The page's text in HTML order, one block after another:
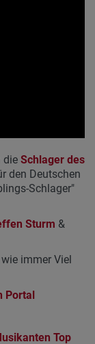
die Schlager des
den Deutschen
Schlager"
Sturm &
immer Viel
Portal
Top